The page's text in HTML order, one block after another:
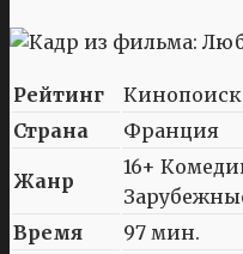
Рейтинг
Страна
Франция
Жанр
16+
Время
97 мин.